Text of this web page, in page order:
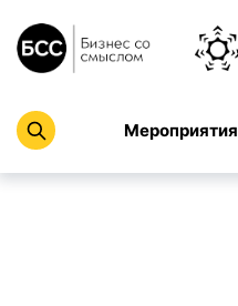
Мероприятия